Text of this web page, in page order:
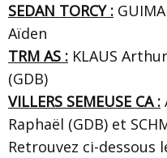
SEDAN TORCY :
Aïden
TRM AS : KLAUS
(GDB)
VILLERS SEMEUSE CA :
Raphaël (GDB) et
Retrouvez ci-